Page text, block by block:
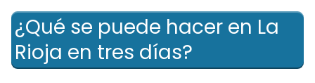
¿Qué se puede hacer en La
Rioja en tres días?